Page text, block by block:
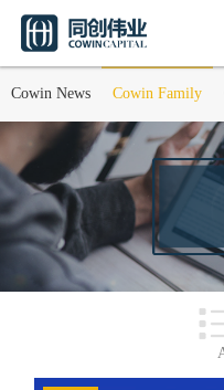
Cowin News Cowin Family